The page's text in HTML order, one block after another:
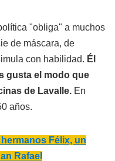
"obliga" a muchos
de máscara, de
con habilidad. Él
gusta el modo que
de Lavalle. En
años.
hermanos Félix, un
Rafael